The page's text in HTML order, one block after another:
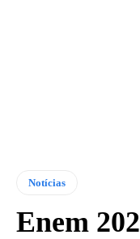
Notícias
Enem